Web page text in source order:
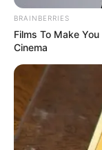
BRAINBERRIES
Films To Make
Cinema